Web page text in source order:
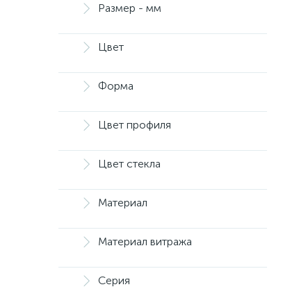
Размер - мм
Цвет
Форма
Цвет профиля
Цвет стекла
Материал
Материал витража
Серия